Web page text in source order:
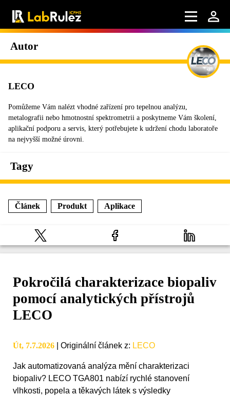
Autor
LECO
Pomůžeme Vám nalézt vhodné zařízení pro tepelnou analýzu,
metalografii nebo hmotnostní spektrometrii a poskytneme Vám školení,
aplikační podporu a servis, který potřebujete k udržení chodu laboratoře
na nejvyšší možné úrovni.
Tagy
Článek Produkt Aplikace
Pokročilá charakterizace biopaliv
pomocí analytických přístrojů
LECO
Út, 7.7.2026 Originální článek z: LECO
Jak automatizovaná analýza mění charakterizaci
biopaliv? LECO TGA801 nabízí rychlé stanovení
vlhkosti, popela a těkavých látek s výsledky